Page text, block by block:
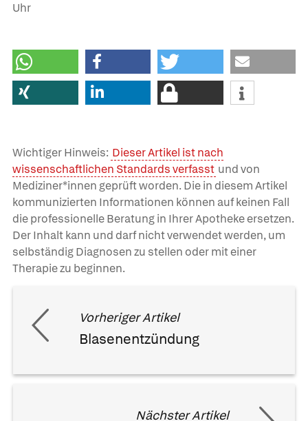
Uhr
Wichtiger Hinweis: Dieser Artikel ist nach
wissenschaftlichen Standards verfasst und von
Mediziner*innen geprüft worden. Die in diesem Artikel
kommunizierten Informationen können auf keinen Fall
die professionelle Beratung in Ihrer Apotheke ersetzen.
Der Inhalt kann und darf nicht verwendet werden, um
selbständig Diagnosen zu stellen oder mit einer
Therapie zu beginnen.
Vorheriger Artikel
Blasenentzündung
Nächster Artikel